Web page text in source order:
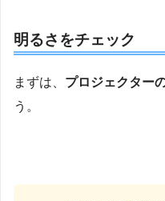
明るさをチェック
まずは、 プロジェクター
う。